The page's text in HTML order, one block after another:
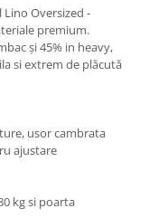
Lino Oversized -
premium.
și 45% in heavy,
si extrem de plăcută
usor cambrata
ajustare
kg si poarta